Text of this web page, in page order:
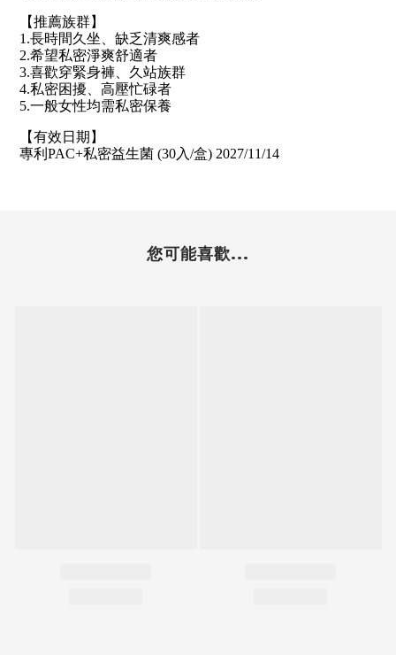
【推薦族群】
1.長時間久坐、缺乏清爽感者
2.希望私密淨爽舒適者
3.喜歡穿緊身褲、久站族群
4.私密困擾、高壓忙碌者
5.一般女性均需私密保養
【有效日期】
專利PAC+私密益生菌 (30入/盒) 2027/11/14
您可能喜歡...